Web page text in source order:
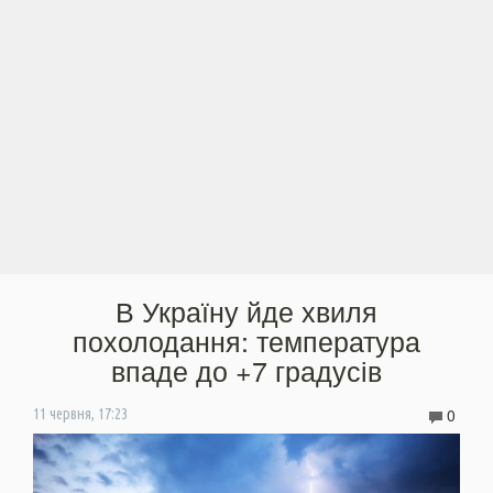
В Україну йде хвиля
похолодання: температура
впаде до +7 градусів
11 червня, 17:23 0